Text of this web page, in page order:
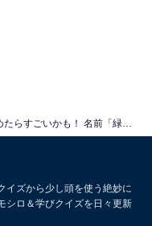
イズから少し頭を使う絶妙に
シロ＆学びクイズを日々更新